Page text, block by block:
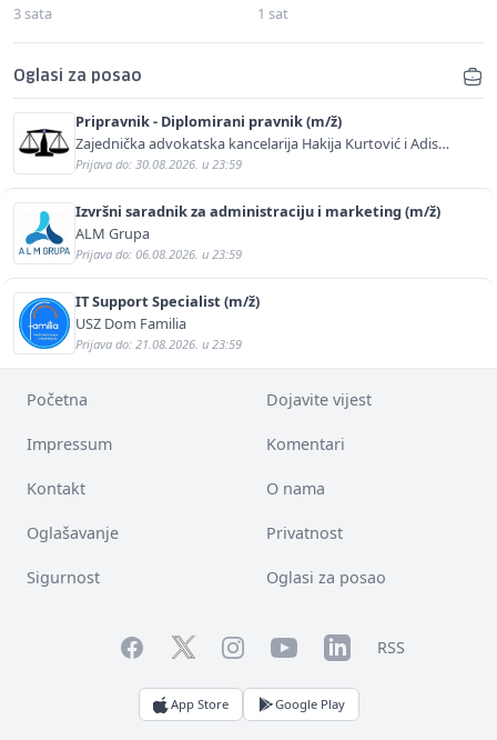
3 sata 1 sat
Oglasi za posao
Pripravnik - Diplomirani pravnik (m/ž)
Zajednička advokatska kancelarija Hakija Kurtović i Adis
Kurtović
Prijava do: 30.08.2026. u 23:59
Izvršni saradnik za administraciju i marketing (m/ž)
ALM Grupa
Prijava do: 06.08.2026. u 23:59
IT Support Specialist (m/ž)
USZ Dom Familia
Prijava do: 21.08.2026. u 23:59
Početna Dojavite vijest
Impressum Komentari
Kontakt O nama
Oglašavanje Privatnost
Sigurnost Oglasi za posao
FacebookTwitterInstagramYouTubeLinkedInRSS
App Store Google Play